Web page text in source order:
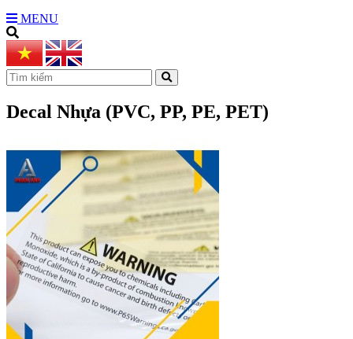
MENU
Decal Nhựa (PVC, PP, PE, PET)